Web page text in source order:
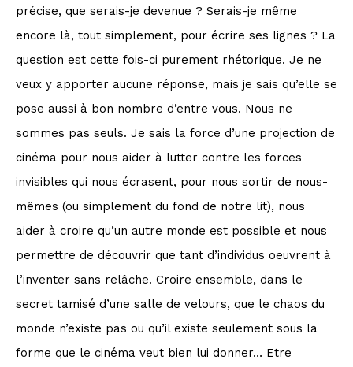
précise, que serais-je devenue ? Serais-je même
encore là, tout simplement, pour écrire ses lignes ? La
question est cette fois-ci purement rhétorique. Je ne
veux y apporter aucune réponse, mais je sais qu’elle se
pose aussi à bon nombre d’entre vous. Nous ne
sommes pas seuls. Je sais la force d’une projection de
cinéma pour nous aider à lutter contre les forces
invisibles qui nous écrasent, pour nous sortir de nous-
mêmes (ou simplement du fond de notre lit), nous
aider à croire qu’un autre monde est possible et nous
permettre de découvrir que tant d’individus oeuvrent à
l’inventer sans relâche. Croire ensemble, dans le
secret tamisé d’une salle de velours, que le chaos du
monde n’existe pas ou qu’il existe seulement sous la
forme que le cinéma veut bien lui donner… Etre